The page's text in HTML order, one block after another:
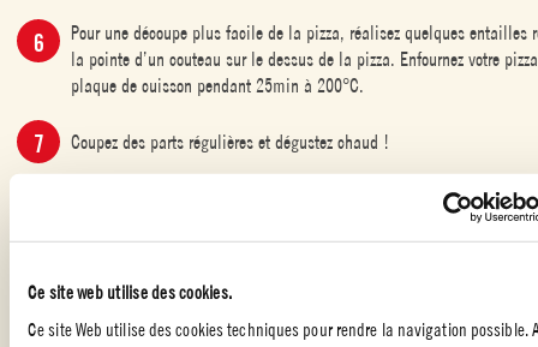
Ce site web utilise des cookies.
Ce site Web utilise des cookies techniques pour rendre la navigation possible.
Pour une découpe plus facile de la pizza, réalisez quelques entailles
la pointe d’un couteau sur le dessus de la pizza. Enfournez votre
plaque de cuisson pendant 25min à 200°C.
Coupez des parts régulières et dégustez chaud !
PIZZAS MAISON